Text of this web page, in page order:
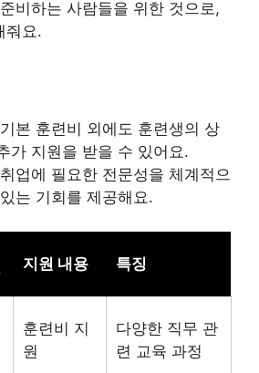
비하는 사람들을 위한 것으로,
줘요.
본 훈련비 외에도 훈련생의 상
가 지원을 받을 수 있어요.
업에 필요한 전문성을 체계적으
는 기회를 제공해요.
지원 내용 특징
훈련비 지
원
다양한 직무 관
련 교육 과정